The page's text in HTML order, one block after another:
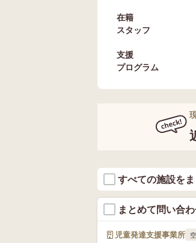
在籍
スタッフ
支援
プログラム
すべての施設を
まとめて問い合
児童発達支援事業所